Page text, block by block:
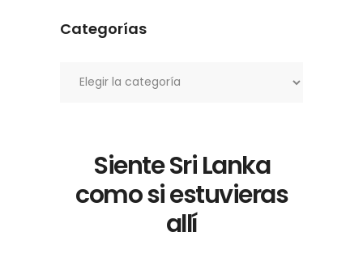
Categorías
Siente Sri Lanka
como si estuvieras
allí